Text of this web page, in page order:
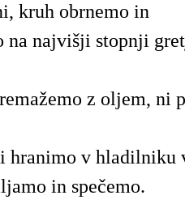
kruh obrnemo in
na najvišji stopnji
z oljem, ni
hranimo v hladilniku
in spečemo.